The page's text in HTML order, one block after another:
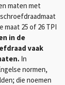
maten met
maat 25 of 26 TPI
in de
vaak
In
normen,
die noemen